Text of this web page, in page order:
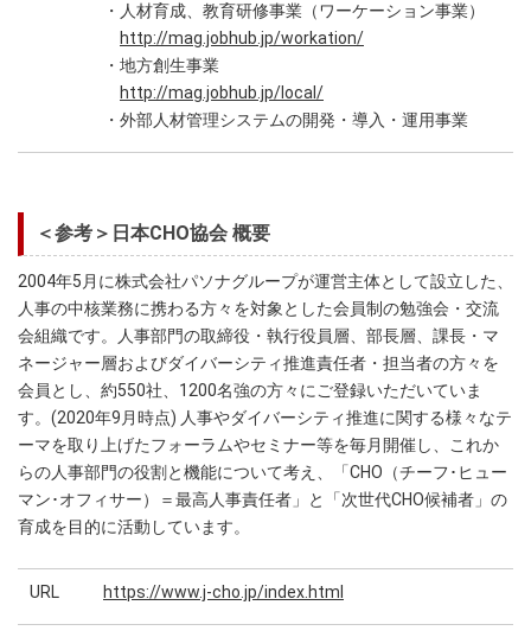
・人材育成、教育研修事業（ワーケーション事業）
http://mag.jobhub.jp/workation/
・地方創生事業
http://mag.jobhub.jp/local/
・外部人材管理システムの開発・導入・運用事業
＜参考＞日本CHO協会 概要
2004年5月に株式会社パソナグループが運営主体として設立した、
人事の中核業務に携わる方々を対象とした会員制の勉強会・交流
会組織です。人事部門の取締役・執行役員層、部長層、課長・マ
ネージャー層およびダイバーシティ推進責任者・担当者の方々を
会員とし、約550社、1200名強の方々にご登録いただいていま
す。(2020年9月時点) 人事やダイバーシティ推進に関する様々なテ
ーマを取り上げたフォーラムやセミナー等を毎月開催し、これか
らの人事部門の役割と機能について考え、「CHO（チーフ･ヒュー
マン･オフィサー）＝最高人事責任者」と「次世代CHO候補者」の
育成を目的に活動しています。
URL https://www.j-cho.jp/index.html